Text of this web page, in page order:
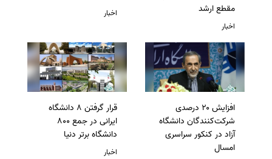
مقطع ارشد
اخبار
اخبار
افزایش ۲۰ درصدی
شرکت‌کنندگان دانشگاه
آزاد در کنکور سراسری
امسال
قرار گرفتن 8 دانشگاه
ایرانی در جمع 800
دانشگاه برتر دنیا
اخبار